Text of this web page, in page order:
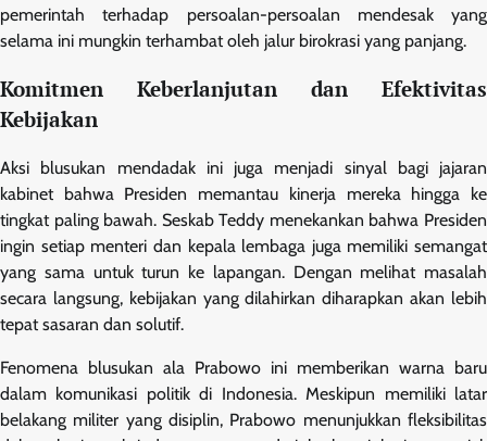
pemerintah terhadap persoalan-persoalan mendesak yang
selama ini mungkin terhambat oleh jalur birokrasi yang panjang.
Komitmen Keberlanjutan dan Efektivitas
Kebijakan
Aksi blusukan mendadak ini juga menjadi sinyal bagi jajaran
kabinet bahwa Presiden memantau kinerja mereka hingga ke
tingkat paling bawah. Seskab Teddy menekankan bahwa Presiden
ingin setiap menteri dan kepala lembaga juga memiliki semangat
yang sama untuk turun ke lapangan. Dengan melihat masalah
secara langsung, kebijakan yang dilahirkan diharapkan akan lebih
tepat sasaran dan solutif.
Fenomena blusukan ala Prabowo ini memberikan warna baru
dalam komunikasi politik di Indonesia. Meskipun memiliki latar
belakang militer yang disiplin, Prabowo menunjukkan fleksibilitas